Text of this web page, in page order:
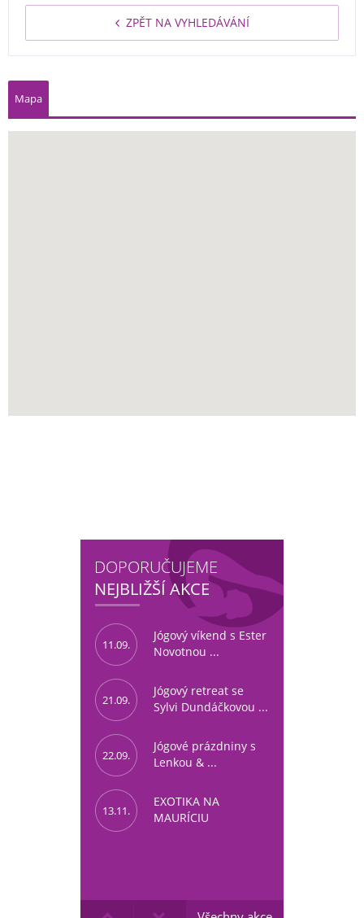
ZPĚT NA VYHLEDÁVÁNÍ
Mapa
DOPORUČUJEME
NEJBLIŽŠÍ AKCE
11.09.
Jógový víkend s Ester
Novotnou ...
21.09.
Jógový retreat se
Sylvi Dundáčkovou ...
22.09.
Jógové prázdniny s
Lenkou & ...
13.11.
EXOTIKA NA
MAURÍCIU